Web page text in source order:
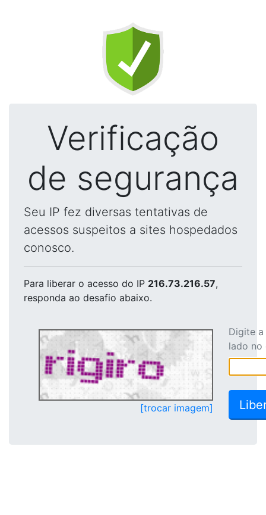
Verificação
de segurança
Seu IP fez diversas tentativas de
acessos suspeitos a sites hospedados
conosco.
Para liberar o acesso do IP 216.73.216.57,
responda ao desafio abaixo.
[trocar imagem]
Digite
lado no